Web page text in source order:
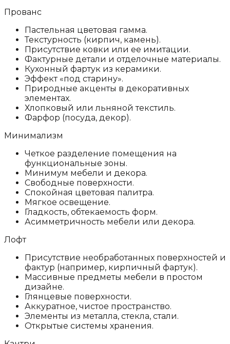
Прованс
Пастельная цветовая гамма.
Текстурность (кирпич, камень).
Присутствие ковки или ее имитации.
Фактурные детали и отделочные материалы.
Кухонный фартук из керамики.
Эффект «под старину».
Природные акценты в декоративных
элементах.
Хлопковый или льняной текстиль.
Фарфор (посуда, декор).
Минимализм
Четкое разделение помещения на
функциональные зоны.
Минимум мебели и декора.
Свободные поверхности.
Спокойная цветовая палитра.
Мягкое освещение.
Гладкость, обтекаемость форм.
Асимметричность мебели или декора.
Лофт
Присутствие необработанных поверхностей и
фактур (например, кирпичный фартук).
Массивные предметы мебели в простом
дизайне.
Глянцевые поверхности.
Аккуратное, чистое пространство.
Элементы из металла, стекла, стали.
Открытые системы хранения.